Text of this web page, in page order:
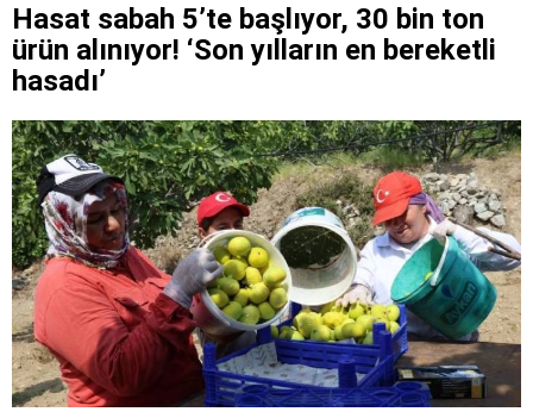
Hasat sabah 5’te başlıyor, 30 bin ton
ürün alınıyor! ‘Son yılların en bereketli
hasadı’